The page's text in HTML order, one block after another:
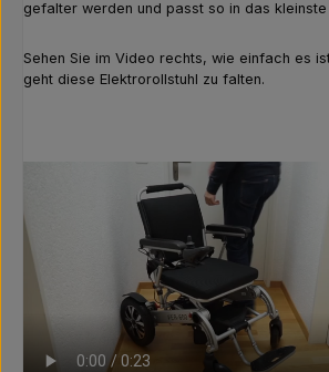
gefalter werden und passt so in das kleinste
Sehen Sie im Video rechts, wie einfach es
geht diese Elektrorollstuhl zu falten.